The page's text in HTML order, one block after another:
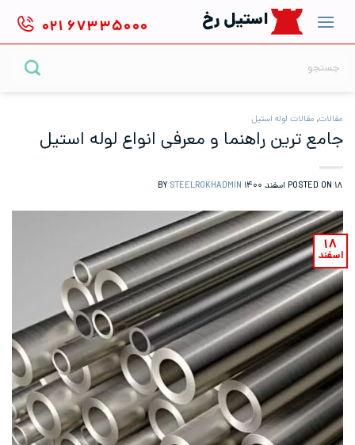
content
استیل رخ ۰۲۱ ۶۷۳۳۵۰۰۰
مقالات, مقالات لوله استیل
جامع ترین راهنما و معرفی انواع لوله استیل
POSTED ON ۱۸ اسفند ۱۴۰۰ STEELROKHADMIN
۱۸
اسفند